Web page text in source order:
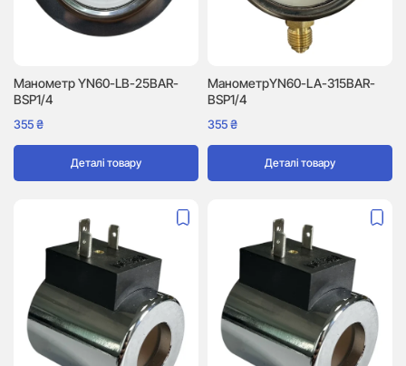
Манометр YN60-LB-25BAR-
BSP1/4
355₴
Деталі товару
МанометрYN60-LA-315BAR-
BSP1/4
355₴
Деталі товару